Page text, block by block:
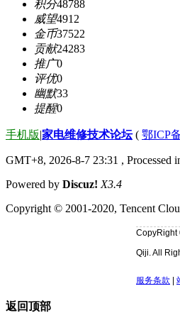
积分48788
威望4912
金币37522
贡献24283
推广0
评优0
幽默33
提醒0
手机版|家电维修技术论坛( 鄂ICP
GMT+8, 2026-8-7 23:31 , Processed
Powered by Discuz! X3.4
Copyright © 2001-2020, Tencent
CopyRight
Qiji. All
服务条款 |
返回顶部